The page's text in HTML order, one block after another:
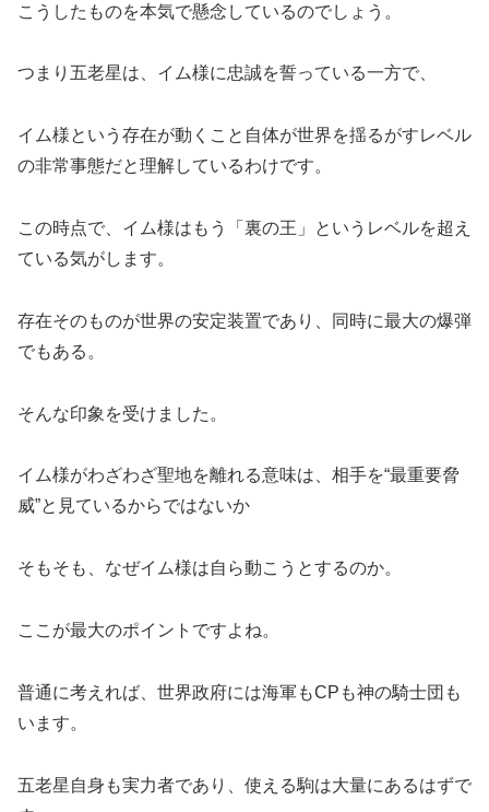
こうしたものを本気で懸念しているのでしょう。
つまり五老星は、イム様に忠誠を誓っている一方で、
イム様という存在が動くこと自体が世界を揺るがすレベル
の非常事態だと理解しているわけです。
この時点で、イム様はもう「裏の王」というレベルを超え
ている気がします。
存在そのものが世界の安定装置であり、同時に最大の爆弾
でもある。
そんな印象を受けました。
イム様がわざわざ聖地を離れる意味は、相手を“最重要脅
威”と見ているからではないか
そもそも、なぜイム様は自ら動こうとするのか。
ここが最大のポイントですよね。
普通に考えれば、世界政府には海軍もCPも神の騎士団も
います。
五老星自身も実力者であり、使える駒は大量にあるはずで